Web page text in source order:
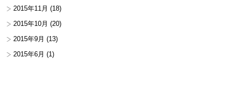
2015年11月 (18)
2015年10月 (20)
2015年9月 (13)
2015年6月 (1)